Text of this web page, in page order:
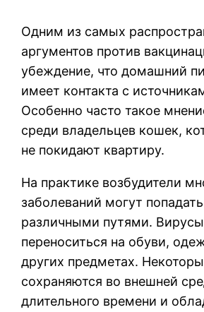
Одним из самых
аргументов против
убеждение, что домашний
имеет контакта с
Особенно часто такое
среди владельцев кошек,
не покидают квартиру.
На практике возбудители
заболеваний могут
различными путями.
переноситься на обуви,
других предметах.
сохраняются во внешней
длительного времени и